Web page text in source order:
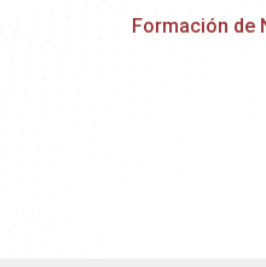
Formación de